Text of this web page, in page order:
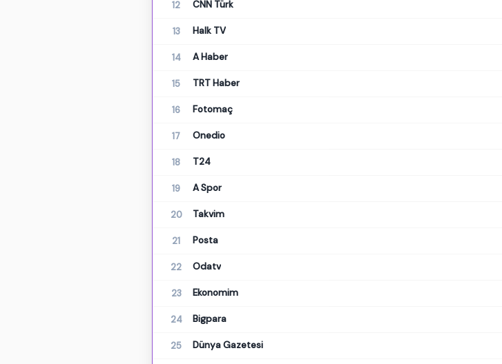
12 CNN Türk
13 Halk TV
14 A Haber
15 TRT Haber
16 Fotomaç
17 Onedio
18 T24
19 A Spor
20 Takvim
21 Posta
22 Odatv
23 Ekonomim
24 Bigpara
25 Dünya Gazetesi